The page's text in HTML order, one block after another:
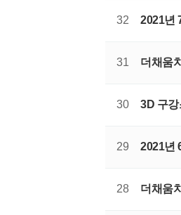
32 2021년
31 더채움
30 3D 구강
29 2021년
28 더채움